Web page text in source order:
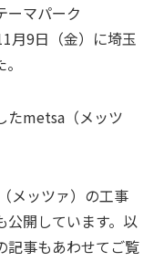
ーマパーク
月9日（金）に埼玉
たmetsa（メッツ
メッツァ）の工事
開しています。以
記事もあわせてご覧